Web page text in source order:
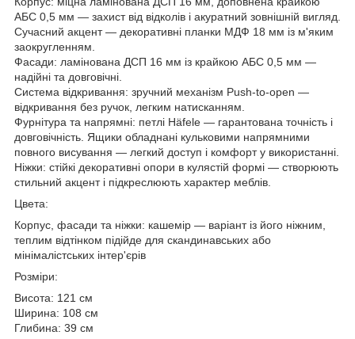
АБС 0,5 мм — захист від відколів і акуратний зовнішній вигляд.
Сучасний акцент — декоративні планки МДФ 18 мм із м'яким
заокругленням.
Фасади: ламінована ДСП 16 мм із крайкою АБС 0,5 мм —
надійні та довговічні.
Система відкривання: зручний механізм Push-to-open —
відкривання без ручок, легким натисканням.
Фурнітура та напрямні: петлі Häfele — гарантована точність і
довговічність. Ящики обладнані кульковими напрямними
повного висування — легкий доступ і комфорт у використанні.
Ніжки: стійкі декоративні опори в кулястій формі — створюють
стильний акцент і підкреслюють характер меблів.
Цвета:
Корпус, фасади та ніжки: кашемір — варіант із його ніжним,
теплим відтінком підійде для скандинавських або
мінімалістських інтер'єрів
Розміри:
Висота: 121 см
Ширина: 108 см
Глибина: 39 см